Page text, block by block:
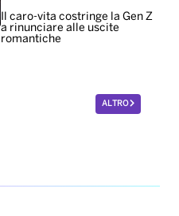
Il caro-vita costringe la Gen Z
a rinunciare alle uscite
romantiche
ALTRO